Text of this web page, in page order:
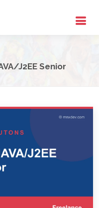
J2EE Senior